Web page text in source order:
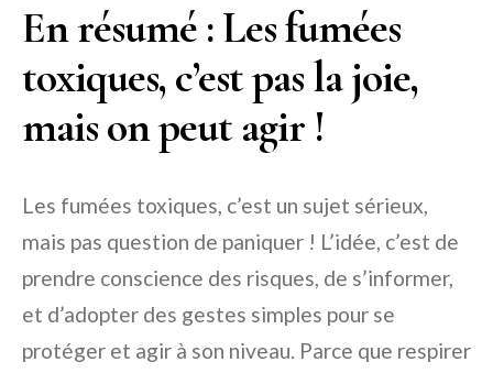
En résumé : Les fumées
toxiques, c’est pas la joie,
mais on peut agir !
Les fumées toxiques, c’est un sujet sérieux,
mais pas question de paniquer ! L’idée, c’est de
prendre conscience des risques, de s’informer,
et d’adopter des gestes simples pour se
protéger et agir à son niveau. Parce que respirer